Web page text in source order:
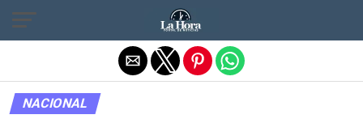
NACIONAL
Salir de la versión móvil